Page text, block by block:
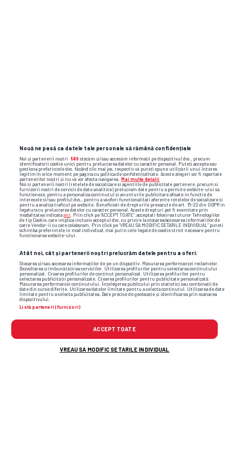
Nouă ne pasă ca datele tale personale să rămână confidențiale
Noi și partenerii noștri 589 stocăm și/sau accesăm informații pe dispozitivul dvs., precum
identificatorii cookie unici pentru prelucrarea datelor cu caracter personal. Puteți accepta sau
gestiona preferințele dvs. făcând clic mai jos, respectiv vă puteți opune utilizării unui interes
legitim în orice moment pe pagina cu politica de confidențialitate. Aceste alegeri vor fi raportate
partenerilor noștri și nu vă vor afecta navigarea. Mai multe detalii
Noi si partenerii nostri (retelele de socializare si agentiile de publicitate partenere, precum si
furnizorii nostri de servicii de date analitice) prelucram date pentru a permite website-ului sa
functioneze, pentru a personaliza continutul si anunturile publicitare afisate in functie de
interesele si/sau profilul dvs., pentru a va oferi functionalitati aferente retelelor de socializare si
pentru a analiza traficul pe website. Beneficiati de drepturile prevazute de art. 15-22 din GDPR in
legatura cu prelucrarea datelor cu caracter personal. Aceste drepturi pot fi exercitate prin
modalitatea indicataaici
. Prin click pe “ACCEPT TOATE”, acceptati folosirea tuturor Tehnologiilor
de tip Cookie, care implica inclusiv acceptul dvs. cu privire la stocarea/accesarea informatiilor de
catre Vendor-ii cu care colaboram. Prin click pe “VREAU SA MODIFIC SETARILE INDIVIDUAL” puteti
schimba preferintele in mod individual, mai putin cele legate de cookie strict necesare pentru
functionarea website-ului.
Atât noi, cât și partenerii noștri prelucrăm datele pentru a oferi:
Stocarea și/sau accesarea informațiilor de pe un dispozitiv. Măsurarea performanței reclamelor.
Dezvoltarea și îmbunătățirea serviciilor. Utilizarea profilurilor pentru selectarea conținutului
personalizat. Crearea profilurilor de conținut personalizat. Utilizarea profilurilor pentru
selectarea publicității personalizate. Crearea profilurilor pentru publicitate personalizată.
Măsurarea performanței conținutului. Înțelegerea publicului prin statistici sau combinații de
date din surse diferite. Utilizarea datelor limitate pentru a selecta conținutul. Utilizarea de date
limitate pentru a selecta publicitatea. Date precise de geolocație și identificarea prin scanarea
dispozitivului.
Listă parteneri (furnizori)
ACCEPT TOATE
VREAU SA MODIFIC SETARILE INDIVIDUAL